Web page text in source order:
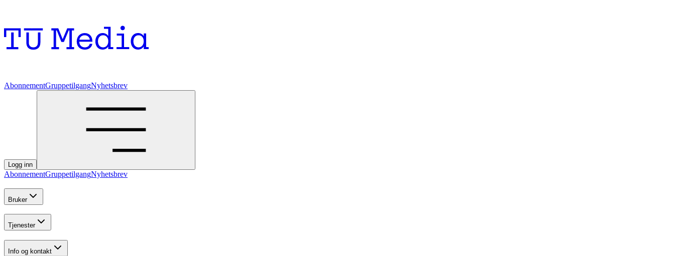
AbonnementGruppetilgangNyhetsbrev
Logg inn
AbonnementGruppetilgangNyhetsbrev
Bruker
Tjenester
Info og kontakt